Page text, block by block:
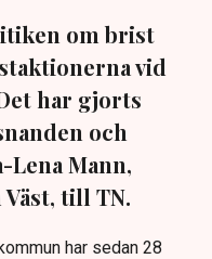
om brist
vid
har gjorts
och
Lena Mann,
till TN.
har sedan 28